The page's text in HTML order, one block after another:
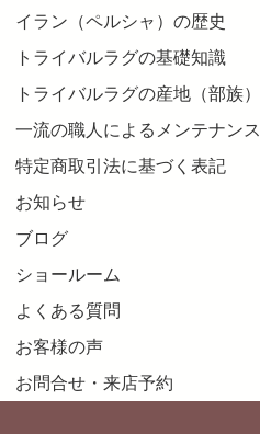
イラン（ペルシャ）の歴史
トライバルラグの基礎知識
トライバルラグの産地（部族）
一流の職人によるメンテナンス
特定商取引法に基づく表記
お知らせ
ブログ
ショールーム
よくある質問
お客様の声
お問合せ・来店予約